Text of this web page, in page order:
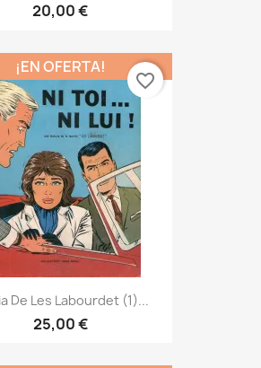
20,00 €
De Les Labourdet (1)...
25,00 €
¡EN OFERTA!
favorite_border